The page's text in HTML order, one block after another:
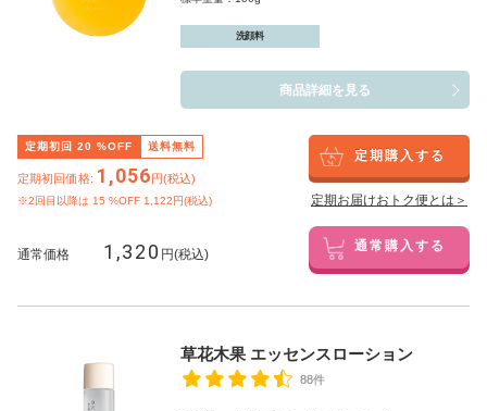
洗顔料
商品詳細を見る
定期初回 20 %OFF 送料無料
定期初回価格: 1,056円(税込)
※2回目以降は 15 %OFF 1,122円(税込)
定期購入する
定期お届けおトク便とは＞
通常価格 1,320 円(税込) 通常購入する
草花木果 エッセンスローション
88件